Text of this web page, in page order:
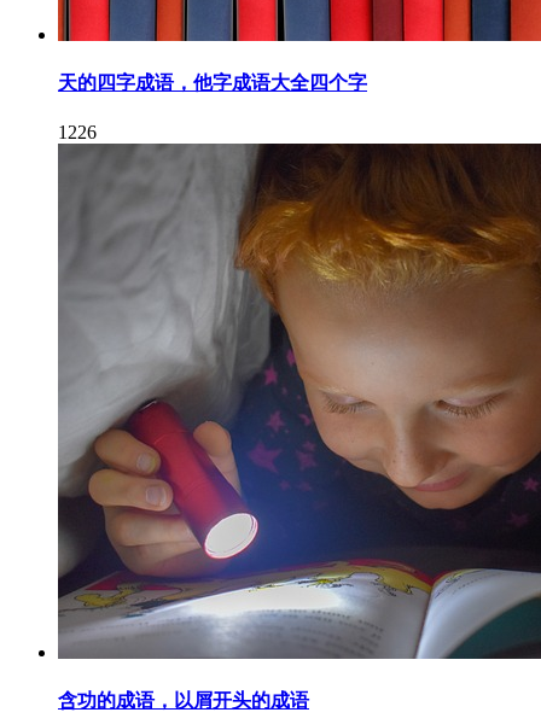
天的四字成语，他字成语大全四个字
1226
含功的成语，以屑开头的成语